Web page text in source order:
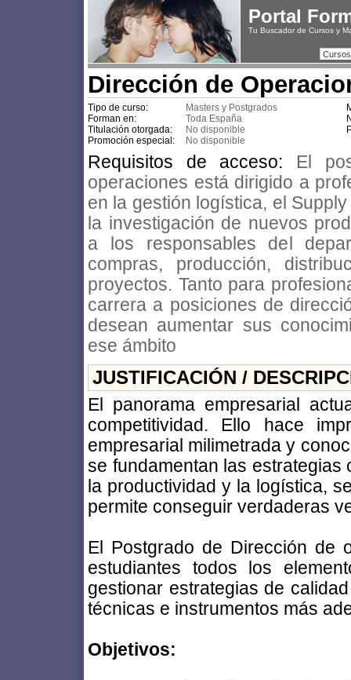
Portal
Tu Buscador de Cursos y
Dirección de
Tipo de curso: Masters y Postgrados
Forman en:
Toda España
Titulación otorgada:
No disponible
Promoción especial:
No disponible
Requisitos de acceso: El
operaciones está dirigido a
en la gestión logística, el
la investigación de nuevos
a los responsables del
compras, producción,
proyectos. Tanto para
carrera a posiciones de
desean aumentar sus
ese ámbito
JUSTIFICACIÓN /
El panorama empresarial
competitividad. Ello hace
empresarial milimetrada y
se fundamentan las estrategias
la productividad y la logística,
permite conseguir verdaderas
El Postgrado de Dirección de
estudiantes todos los
gestionar estrategias de
técnicas e instrumentos más
Objetivos: